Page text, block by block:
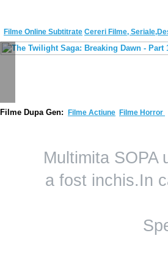
Filme Online Subtitrate Cereri Filme,
Filme Dupa Gen: Filme Actiune Filme Horror
Multimita SOPA
a fost inchis.In